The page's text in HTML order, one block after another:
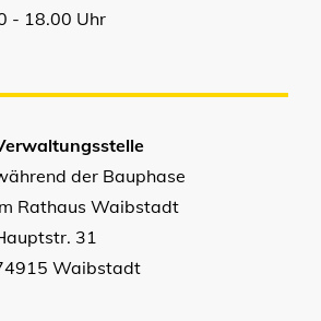
- 18.00 Uhr
der Bauphase
Rathaus Waibstadt
31
Waibstadt